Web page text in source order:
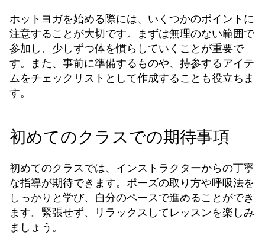
ホットヨガを始める際には、いくつかのポイントに
注意することが大切です。まずは無理のない範囲で
参加し、少しずつ体を慣らしていくことが重要で
す。また、事前に準備するものや、持参するアイテ
ムをチェックリストとして作成することも役立ちま
す。
初めてのクラスでの期待事項
初めてのクラスでは、インストラクターからの丁寧
な指導が期待できます。ポーズの取り方や呼吸法を
しっかりと学び、自分のペースで進めることができ
ます。緊張せず、リラックスしてレッスンを楽しみ
ましょう。